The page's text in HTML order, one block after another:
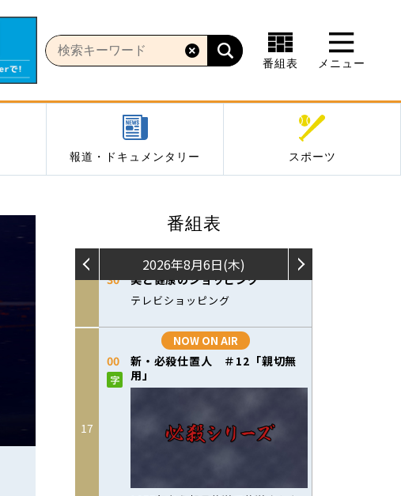
番組表 メニュー
報道・ドキュメンタリー スポーツ
番組表